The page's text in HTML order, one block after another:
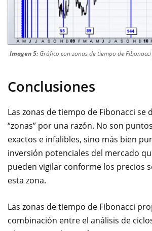
Imagen 5: Gráfico con zonas de tiempo de
Conclusiones
Las zonas de tiempo de Fibonacci se
“zonas” por una razón. No son
exactos e infalibles, sino más bien
inversión potenciales del mercado
pueden vigilar conforme los precios
esta zona.
Las zonas de tiempo de Fibonacci
combinación entre el análisis de